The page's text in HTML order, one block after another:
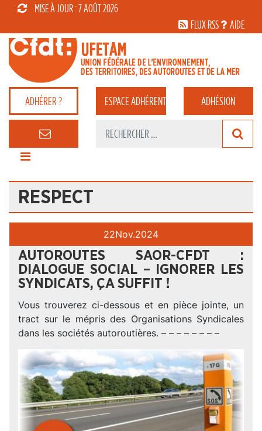
MISE À JOUR : 7 AOÛT 2026
FLUX RSS
AIDE
ADHÉRER ? ESPACEADHÉRENT ADHÉSION
RESPECT
22Nov.2024
AUTOROUTES SAOR-CFDT :
DIALOGUE SOCIAL – IGNORER LES
SYNDICATS, ÇA SUFFIT !
Vous trouverez ci-dessous et en pièce jointe, un
tract sur le mépris des Organisations Syndicales
dans les sociétés autoroutières. – – – – – – – –